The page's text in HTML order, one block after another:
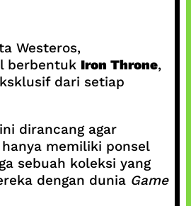
Westeros,
berbentuk Iron Throne,
dari setiap
dirancang agar
memiliki ponsel
sebuah koleksi yang
dengan dunia Game